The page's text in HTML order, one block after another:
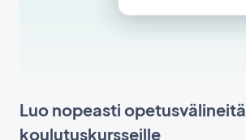
Luo nopeasti opetusvälineitä
koulutuskursseille